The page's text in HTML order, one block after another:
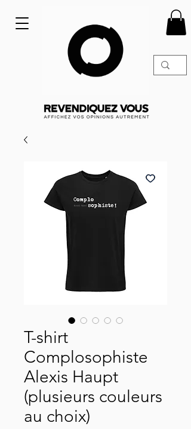
T-shirt
Complosophiste
Alexis Haupt
(plusieurs couleurs
au choix)